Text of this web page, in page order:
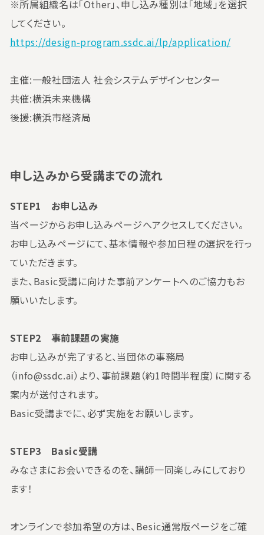
※所属組織名は「Other」、申し込み種別は「地域」を選択
してください。
https://design-program.ssdc.ai/lp/application/
主催:一般社団法人 社会システムデザインセンター
共催:横浜未来機構
後援:横浜市経済局
申し込みから受講までの流れ
STEP1 お申し込み
当ページからお申し込みページへアクセスしてください。
お申し込みページにて、基本情報や参加日程の選択を行っ
ていただきます。
また、Basic受講に向けた事前アンケートへのご協力もお
願いいたします。
STEP2 事前課題の実施
お申し込みが完了すると、当団体の事務局
（info@ssdc.ai）より、事前課題（約1時間半程度）に関する
案内が送付されます。
Basic受講までに、必ず実施をお願いします。
STEP3 Basic受講
みなさまにお会いできるのを、講師一同楽しみにしており
ます！
オンラインで参加希望の方は、Besic通常版ページをご確